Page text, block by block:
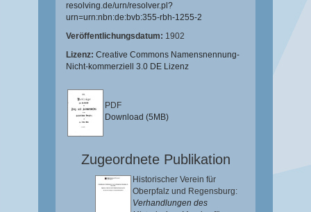
resolving.de/urn/resolver.pl?
urn=urn:nbn:de:bvb:355-rbh-1255-2
Veröffentlichungsdatum: 1902
Lizenz: Creative Commons Namensnennung-
Nicht-kommerziell 3.0 DE Lizenz
PDF
Download (5MB)
Zugeordnete Publikation
Historischer Verein für
Oberpfalz und Regensburg:
Verhandlungen des